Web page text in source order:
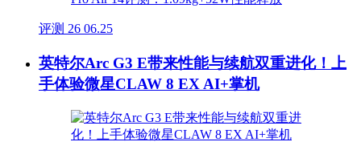
评测 26 06.25
英特尔Arc G3 E带来性能与续航双重进化！上
手体验微星CLAW 8 EX AI+掌机